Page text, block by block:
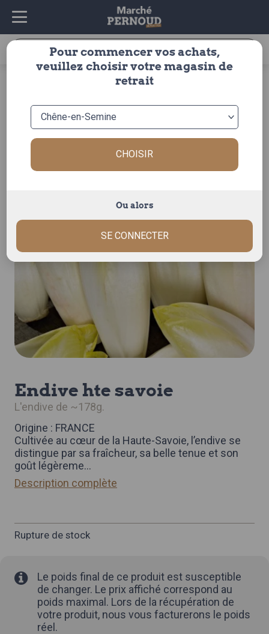
Recherche
fruits & légumes> legumes
endive hte savoie
l'endive de ~178g.
Origine : FRANCE
Cultivée au cœur de la Haute-Savoie, l’endive se
distingue par sa fraîcheur, sa belle tenue et son
goût légèreme...
Description complète
Rupture de stock
Le poids final de ce produit est susceptible
de changer. Le prix affiché correspond au
poids maximal. Lors de la récupération de
votre produit, nous vous facturerons le poids
réel.
Pour commencer vos achats,
veuillez choisir votre magasin de
retrait
CHOISIR
Ou alors
SE CONNECTER